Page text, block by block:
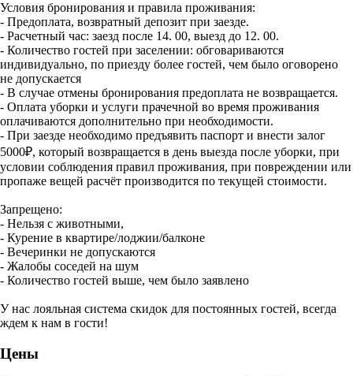
Условия бронирования и правила проживания:
- Предоплата, возвратный депозит при заезде.
- Расчетный час: заезд после 14. 00, выезд до 12. 00.
- Количество гостей при заселении: обговариваются
индивидуально, по приезду более гостей, чем было оговорено
не допускается
- В случае отмены бронирования предоплата не возвращается.
- Оплата уборки и услуги прачечной во время проживания
оплачиваются дополнительно при необходимости.
- При заезде необходимо предъявить паспорт и внести залог
5000₽, который возвращается в день выезда после уборки, при
условии соблюдения правил проживания, при повреждении или
пропаже вещей расчёт производится по текущей стоимости.
Запрещено:
- Нельзя с животными,
- Курение в квартире/лоджии/балконе
- Вечеринки не допускаются
- Жалобы соседей на шум
- Количество гостей выше, чем было заявлено
У нас лояльная система скидок для постоянных гостей, всегда
ждем к нам в гости!
Цены